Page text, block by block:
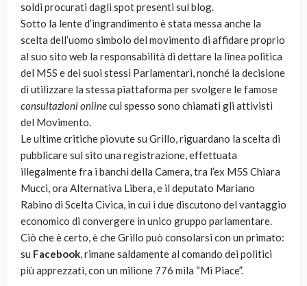
soldi procurati dagli spot presenti sul blog.
Sotto la lente d’ingrandimento è stata messa anche la
scelta dell’uomo simbolo del movimento di affidare proprio
al suo sito web la responsabilità di dettare la linea politica
del M5S e dei suoi stessi Parlamentari, nonché la decisione
di utilizzare la stessa piattaforma per svolgere le famose
consultazioni onlinecui spesso sono chiamati gli attivisti
del Movimento.
Le ultime critiche piovute su Grillo, riguardano la scelta di
pubblicare sul sito una registrazione, effettuata
illegalmente fra i banchi della Camera, tra l’ex M5S Chiara
Mucci, ora Alternativa Libera, e il deputato Mariano
Rabino di Scelta Civica, in cui i due discutono del vantaggio
economico di convergere in unico gruppo parlamentare.
Ciò che è certo, è che Grillo può consolarsi con un primato:
su Facebook, rimane saldamente al comando dei politici
più apprezzati, con un milione 776 mila “Mi Piace”.